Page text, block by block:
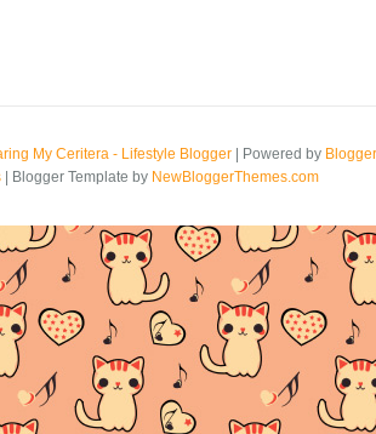
My Ceritera - Lifestyle Blogger | Powered by Blogger
| Blogger Template by NewBloggerThemes.com